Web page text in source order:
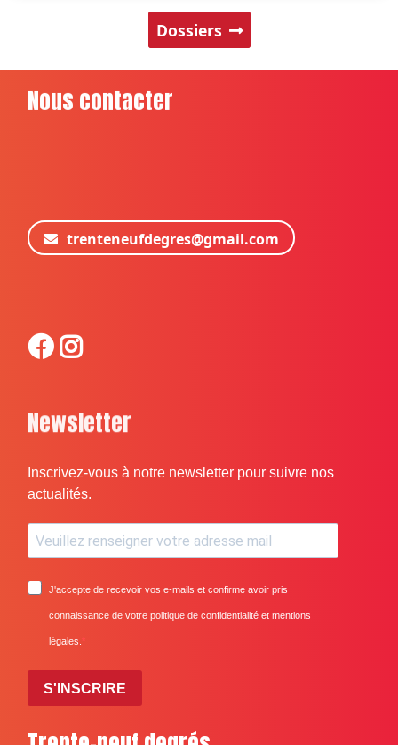
Dossiers
Nous contacter
trenteneufdegres@gmail.com
Newsletter
Inscrivez-vous à notre newsletter pour suivre nos
actualités.
J'accepte de recevoir vos e-mails et confirme avoir pris
connaissance de votre politique de confidentialité et mentions
légales.
S'INSCRIRE